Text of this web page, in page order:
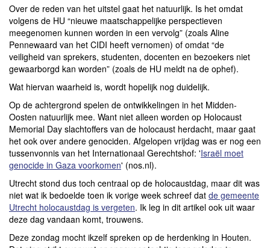
Over de reden van het uitstel gaat het natuurlijk. Is het omdat
volgens de HU “nieuwe maatschappelijke perspectieven
meegenomen kunnen worden in een vervolg” (zoals Aline
Pennewaard van het CIDI heeft vernomen) of omdat “de
veiligheid van sprekers, studenten, docenten en bezoekers niet
gewaarborgd kan worden” (zoals de HU meldt na de ophef).
Wat hiervan waarheid is, wordt hopelijk nog duidelijk.
Op de achtergrond spelen de ontwikkelingen in het Midden-
Oosten natuurlijk mee. Want niet alleen worden op Holocaust
Memorial Day slachtoffers van de holocaust herdacht, maar gaat
het ook over andere genociden. Afgelopen vrijdag was er nog een
tussenvonnis van het Internationaal Gerechtshof: 'Israël moet
genocide in Gaza voorkomen' (nos.nl).
Utrecht stond dus toch centraal op de holocaustdag, maar dit was
niet wat ik bedoelde toen ik vorige week schreef dat de gemeente
Utrecht holocaustdag is vergeten. Ik leg in dit artikel ook uit waar
deze dag vandaan komt, trouwens.
Deze zondag mocht ikzelf spreken op de herdenking in Houten.